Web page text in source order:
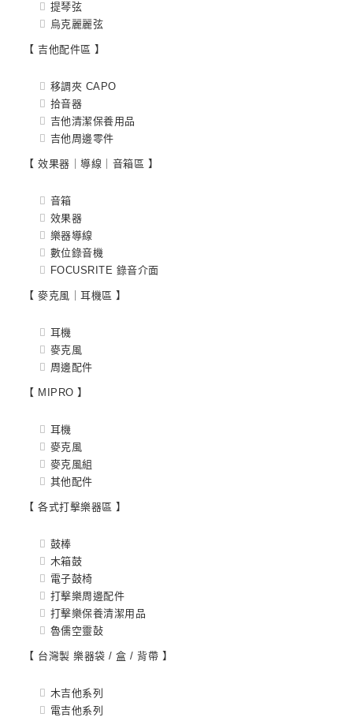
提琴弦
烏克麗麗弦
【 吉他配件區 】
移調夾 CAPO
拾音器
吉他清潔保養用品
吉他周邊零件
【 效果器｜導線｜音箱區 】
音箱
效果器
樂器導線
數位錄音機
FOCUSRITE 錄音介面
【 麥克風｜耳機區 】
耳機
麥克風
周邊配件
【 MIPRO 】
耳機
麥克風
麥克風組
其他配件
【 各式打擊樂器區 】
鼓棒
木箱鼓
電子鼓椅
打擊樂周邊配件
打擊樂保養清潔用品
魯儒空靈鼔
【 台灣製 樂器袋 / 盒 / 背帶 】
木吉他系列
電吉他系列